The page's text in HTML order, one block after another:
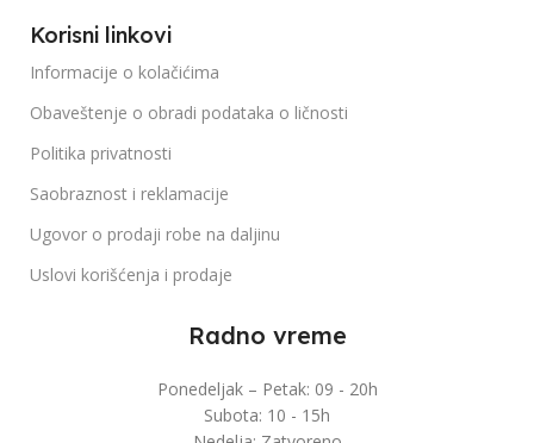
Korisni linkovi
Informacije o kolačićima
Obaveštenje o obradi podataka o ličnosti
Politika privatnosti
Saobraznost i reklamacije
Ugovor o prodaji robe na daljinu
Uslovi korišćenja i prodaje
Radno vreme
Ponedeljak – Petak: 09 - 20h
Subota: 10 - 15h